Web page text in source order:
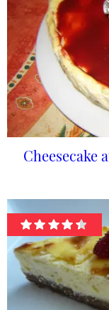
Cheesecake